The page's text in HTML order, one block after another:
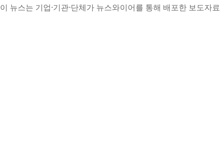
이 뉴스는 기업·기관·단체가 뉴스와이어를 통해 배포한 보도자